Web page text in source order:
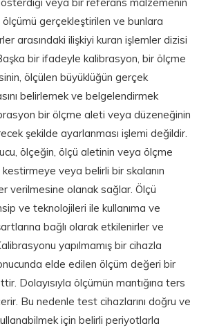
gerçekleştirilen ve bunlara
arasındaki ilişkiyi kuran işlemler dizisi
bir ifadeyle kalibrasyon, bir ölçme
ölçülen büyüklüğün gerçek
belirlemek ve belgelendirmek
bir ölçme aleti veya düzeneğinin
şekilde ayarlanması işlemi değildir.
ölçeğin, ölçü aletinin veya ölçme
kestirmeye veya belirli bir skalanın
verilmesine olanak sağlar. Ölçü
ve teknolojileri ile kullanıma ve
bağlı olarak etkilenirler ve
yapılmamış bir cihazla
elde edilen ölçüm değeri bir
Dolayısıyla ölçümün mantığına ters
Bu nedenle test cihazlarını doğru ve
için belirli periyotlarla